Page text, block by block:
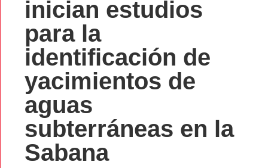
inician estudios
para la
identificación de
yacimientos de
aguas
subterráneas en la
Sabana